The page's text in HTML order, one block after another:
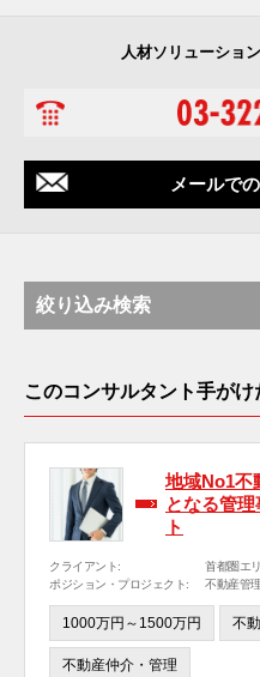
人材ソリューショ
メールで
絞り込み検索
このコンサルタント手がけ
地域No1不
となる管
ト
クライアント:
首都圏エ
ポジション・プロジェクト:
不動産管
1000万円～1500万円 不
不動産仲介・管理